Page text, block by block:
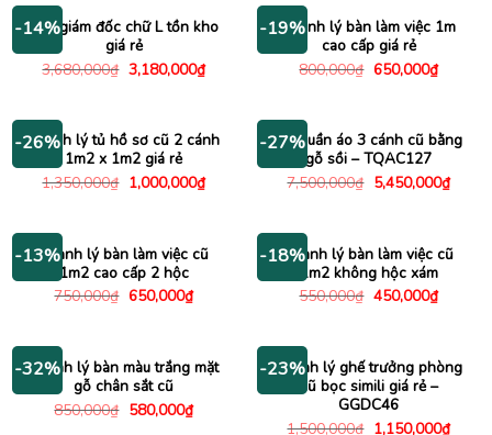
730,000₫.
-14%
Bàn giám đốc chữ L tồn kho
giá rẻ
3,680,000₫ Giá
gốc
3,180,000₫Giá
hiện
3,180,000₫.
-19%Thanh lý bàn làm việc 1m
cao cấp giá rẻ
800,000₫ Giá
650,000₫Giá
hiện
-26%
Thanh lý tủ hồ sơ cũ 2 cánh
1m2 x 1m2 giá rẻ
1,350,000₫ Giá
gốc
1,000,000₫Giá
hiện
1,000,000₫.
-27%
Tủ quần áo 3 cánh cũ bằng
gỗ sồi – TQAC127
7,500,000₫ Giá
gốc
5,450,000₫Giá
hiện
-13%Thanh lý bàn làm việc cũ
1m2 cao cấp 2 hộc
750,000₫ Giá
650,000₫Giá
hiện
650,000₫.
-18%Thanh lý bàn làm việc cũ
1m2 không hộc xám
550,000₫ Giá
450,000₫Giá
hiện
-32%
Thanh lý bàn màu trắng mặt
gỗ chân sắt cũ
850,000₫ Giá
580,000₫Giá
hiện
-23%
Thanh lý ghế trưởng phòng
cũ bọc simili giá rẻ –
GGDC46
1,500,000₫ Giá
1,150,000₫Giá